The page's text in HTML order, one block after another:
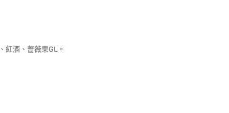
紅酒、薔薇果GL。